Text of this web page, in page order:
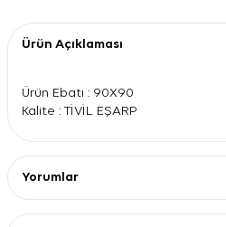
Ürün Açıklaması
Ürün Ebatı : 90X90
Kalite : TİVİL EŞARP
Yorumlar